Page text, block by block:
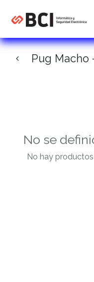
Pug Macho
No se
No hay